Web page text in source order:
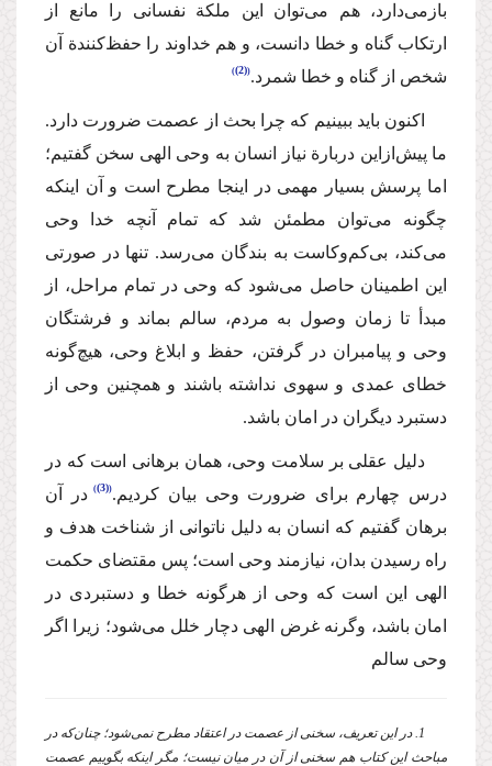
بازمی‌دارد، هم می‌توان این ملكة نفسانی را مانع از
ارتكاب گناه و خطا دانست، و هم خداوند را حفظ‌كنندة آن
شخص از گناه و خطا شمرد. (2)
اكنون باید ببینیم كه چرا بحث از عصمت ضرورت دارد.
ما پیش‌ازاین دربارة نیاز انسان به وحی الهی سخن گفتیم؛
اما پرسش بسیار مهمی در اینجا مطرح است و آن اینكه
چگونه می‌توان مطمئن شد كه تمام آنچه خدا وحی
می‌كند، بی‌كم‌وكاست به بندگان می‌رسد. تنها در صورتی
این اطمینان حاصل می‌شود كه وحی در تمام مراحل، از
مبدأ تا زمان وصول به مردم، سالم بماند و فرشتگان
وحی و پیامبران در گرفتن، حفظ و ابلاغ وحی، هیچ‌گونه
خطای عمدی و سهوی نداشته باشند و همچنین وحی از
دستبرد دیگران در امان باشد.
دلیل عقلی بر سلامت وحی، همان برهانی است كه در
درس چهارم برای ضرورت وحی بیان كردیم. (3)
در آن
برهان گفتیم كه انسان به دلیل ناتوانی از شناخت هدف و
راه رسیدن بدان، نیازمند وحی است؛ پس مقتضای حكمت
الهی این است كه وحی از هرگونه خطا و دستبردی در
امان باشد، وگرنه غرض الهی دچار خلل می‌شود؛ زیرا اگر
وحی سالم
1. در این تعریف، سخنی از عصمت در اعتقاد مطرح نمی‌شود؛ چنان‌كه در
مباحث این كتاب هم سخنی از آن در میان نیست؛ مگر اینكه بگوییم عصمت